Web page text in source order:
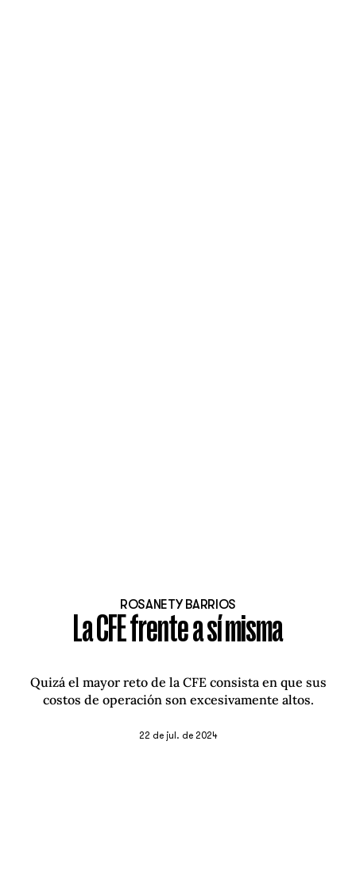
ROSANETY BARRIOS
La CFE frente a sí misma
Quizá el mayor reto de la CFE consista en que sus
costos de operación son excesivamente altos.
22 de jul. de 2024